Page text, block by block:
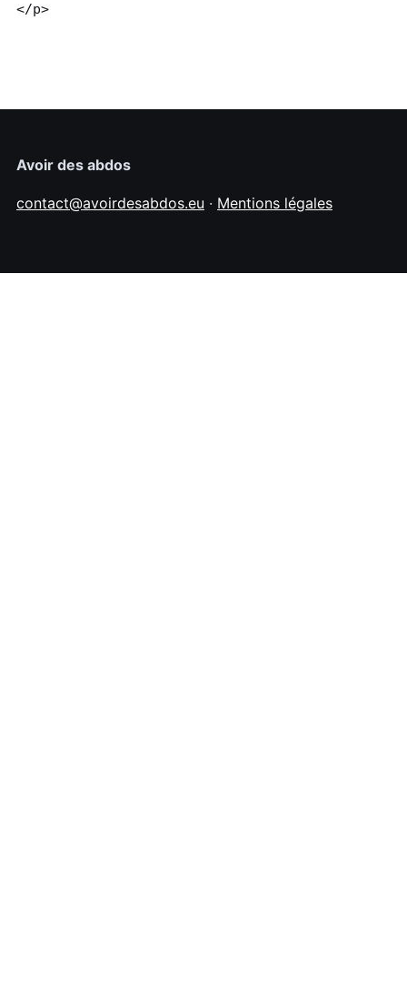
Avoir des abdos
contact@avoirdesabdos.eu · Mentions légales